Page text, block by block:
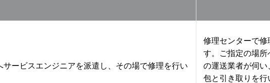
サービスエンジニアを派遣し、その場で修理を行い
修理センターで修
す。ご指定の場所
の運送業者が伺い
包と引き取りを行